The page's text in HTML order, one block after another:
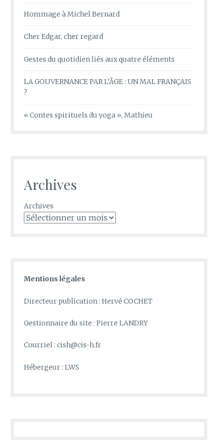
Hommage à Michel Bernard
Cher Edgar, cher regard
Gestes du quotidien liés aux quatre éléments
LA GOUVERNANCE PAR L’ÂGE : UN MAL FRANÇAIS
?
« Contes spirituels du yoga », Mathieu
Archives
Archives
Mentions légales
Directeur publication : Hervé COCHET
Gestionnaire du site : Pierre LANDRY
Courriel : cish@cis-h.fr
Hébergeur : LWS